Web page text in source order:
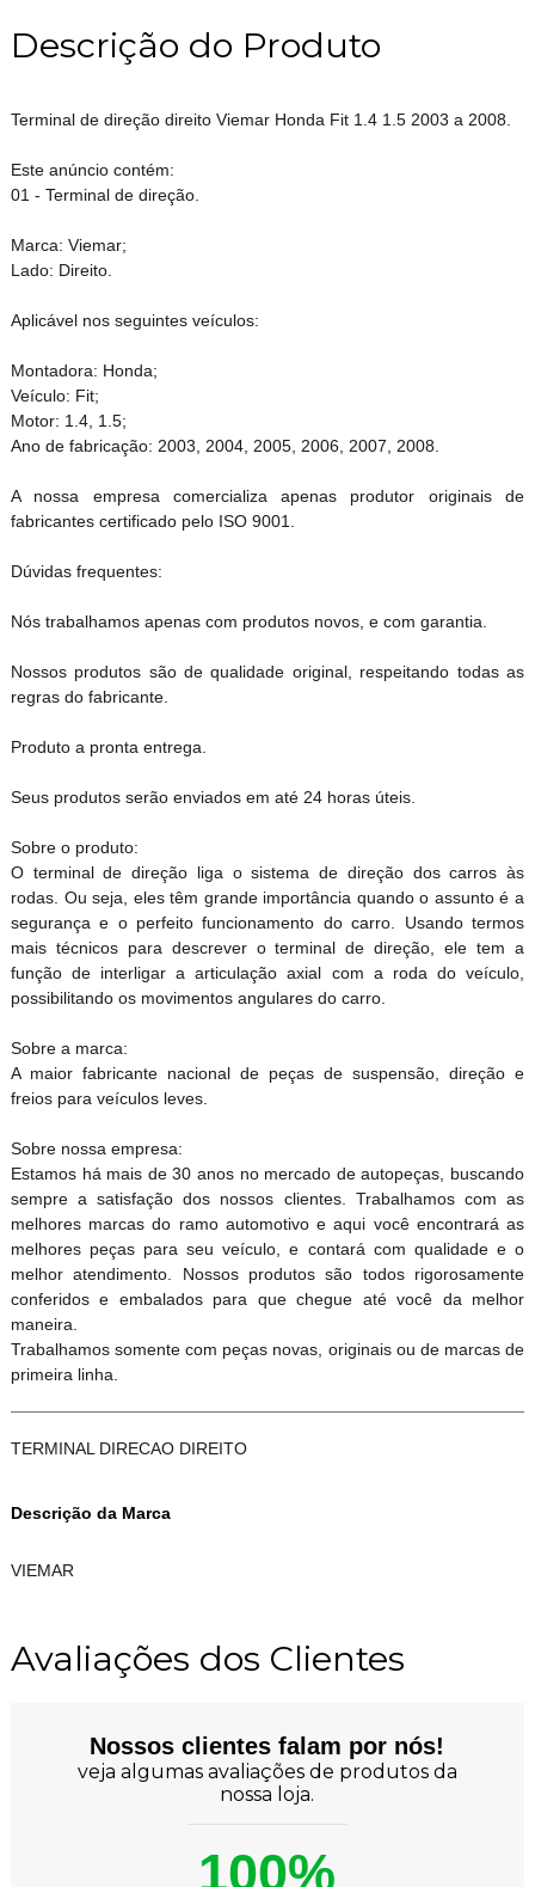
Descrição do Produto
Terminal de direção direito Viemar Honda Fit 1.4 1.5 2003 a 2008.
Este anúncio contém:
01 - Terminal de direção.
Marca: Viemar;
Lado: Direito.
Aplicável nos seguintes veículos:
Montadora: Honda;
Veículo: Fit;
Motor: 1.4, 1.5;
Ano de fabricação: 2003, 2004, 2005, 2006, 2007, 2008.
A nossa empresa comercializa apenas produtor originais de
fabricantes certificado pelo ISO 9001.
Dúvidas frequentes:
Nós trabalhamos apenas com produtos novos, e com garantia.
Nossos produtos são de qualidade original, respeitando todas as
regras do fabricante.
Produto a pronta entrega.
Seus produtos serão enviados em até 24 horas úteis.
Sobre o produto:
O terminal de direção liga o sistema de direção dos carros às
rodas. Ou seja, eles têm grande importância quando o assunto é a
segurança e o perfeito funcionamento do carro. Usando termos
mais técnicos para descrever o terminal de direção, ele tem a
função de interligar a articulação axial com a roda do veículo,
possibilitando os movimentos angulares do carro.
Sobre a marca:
A maior fabricante nacional de peças de suspensão, direção e
freios para veículos leves.
Sobre nossa empresa:
Estamos há mais de 30 anos no mercado de autopeças, buscando
sempre a satisfação dos nossos clientes. Trabalhamos com as
melhores marcas do ramo automotivo e aqui você encontrará as
melhores peças para seu veículo, e contará com qualidade e o
melhor atendimento. Nossos produtos são todos rigorosamente
conferidos e embalados para que chegue até você da melhor
maneira.
Trabalhamos somente com peças novas, originais ou de marcas de
primeira linha.
TERMINAL DIRECAO DIREITO
Descrição da Marca
VIEMAR
Avaliações dos Clientes
Nossos clientes falam por nós!
veja algumas avaliações de produtos da
nossa loja.
100%